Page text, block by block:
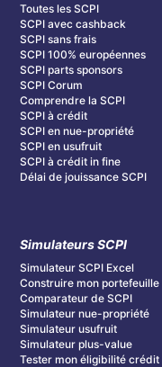
Toutes les SCPI
SCPI avec cashback
SCPI sans frais
SCPI 100% européennes
SCPI parts sponsors
SCPI Corum
Comprendre la SCPI
SCPI à crédit
SCPI en nue-propriété
SCPI en usufruit
SCPI à crédit in fine
Délai de jouissance SCPI
Simulateurs SCPI
Simulateur SCPI Excel
Construire mon portefeuille
Comparateur de SCPI
Simulateur nue-propriété
Simulateur usufruit
Simulateur plus-value
Tester mon éligibilité crédit